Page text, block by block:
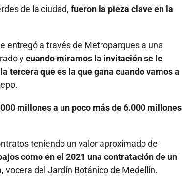
de la ciudad, fueron la pieza clave en la
entregó a través de Metroparques a una
ycuando miramos la invitación se le
tercera que es la que gana cuando vamos a
millones a un poco más de 6.000 millones
teniendo un valor aproximado de
como en el 2021 una contratación de un
vocera del Jardín Botánico de Medellín.